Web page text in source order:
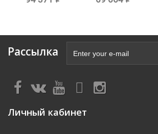
Рассылка
Личный кабинет